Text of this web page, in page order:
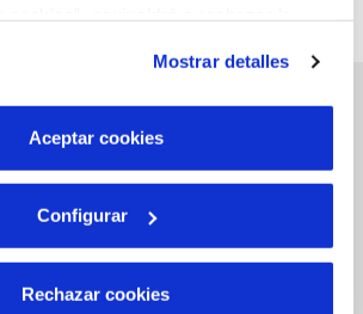
para que el sitio web funcione y que
desactivar. Puedes consultar
en nuestraPolítica de Cookies
Mostrar detalles
Aceptar cookies
Configurar
Rechazar cookies
CONSUMOS